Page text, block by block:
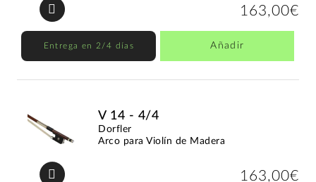
163,00€
Entrega en 2/4 días Añadir
V 14 - 4/4
Dorfler
Arco para Violín de Madera
163,00€